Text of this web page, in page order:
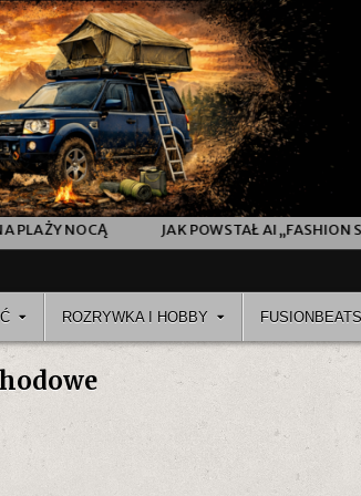
NOCĄ JAK POWSTAŁ AI „FASHION
ROZRYWKA I HOBBY